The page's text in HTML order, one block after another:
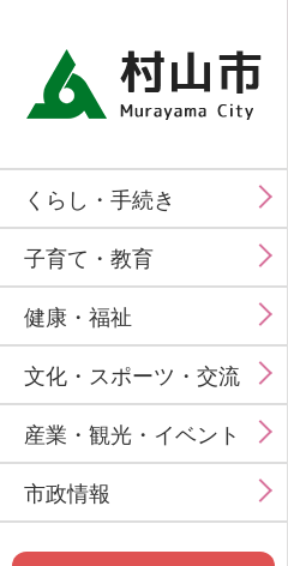
くらし・手続き
子育て・教育
健康・福祉
文化・スポーツ・交流
産業・観光・イベント
市政情報